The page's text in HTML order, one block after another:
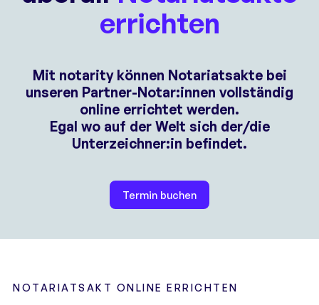
errichten
Mit notarity können Notariatsakte bei
unseren Partner-Notar:innen vollständig
online errichtet werden.
Egal wo auf der Welt sich der/die
Unterzeichner:in befindet.
Termin buchen
NOTARIATSAKT ONLINE ERRICHTEN